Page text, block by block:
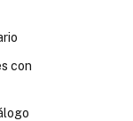
con